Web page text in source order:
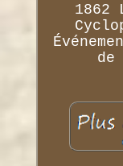
1862